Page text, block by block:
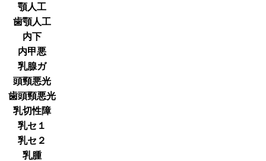
顎人工
歯顎人工
内下
内甲悪
乳腺ガ
頭頸悪光
歯頭頸悪光
乳切性障
乳セ１
乳セ２
乳腫